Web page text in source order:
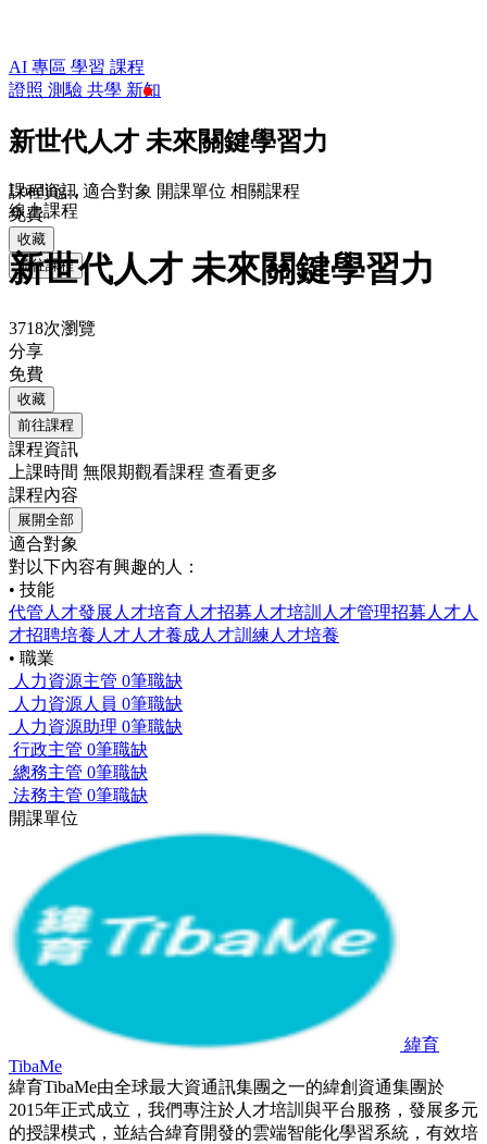
AI 專區 學習 課程
證照 測驗 共學 新知
新世代人才 未來關鍵學習力
課程資訊 適合對象 開課單位 相關課程
免費
收藏
前往課程
Loading...
線上課程
新世代人才 未來關鍵學習力
3718次瀏覽
分享
免費
收藏
前往課程
課程資訊
上課時間 無限期觀看課程 查看更多
課程內容
展開全部
適合對象
對以下內容有興趣的人：
• 技能
代管 人才發展 人才培育人才招募 人才培訓 人才管理招募人才人
才招聘培養人才人才養成人才訓練 人才培養
• 職業
人力資源主管 0筆職缺
人力資源人員 0筆職缺
人力資源助理 0筆職缺
行政主管 0筆職缺
總務主管 0筆職缺
法務主管 0筆職缺
開課單位
緯育
TibaMe
緯育TibaMe由全球最大資通訊集團之一的緯創資通集團於
2015年正式成立，我們專注於人才培訓與平台服務，發展多元
的授課模式，並結合緯育開發的雲端智能化學習系統，有效培